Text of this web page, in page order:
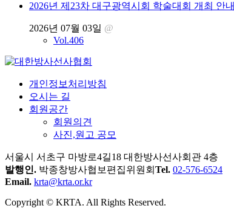
2026년 제23차 대구광역시회 학술대회 개최 안내
2026년 07월 03일 @
Vol.406
개인정보처리방침
오시는 길
회원공간
회원의견
사진,원고 공모
서울시 서초구 마방로4길18 대한방사선사회관 4층
발행인. 박종창방사협보편집위원회 Tel. 02-576-6524
Email. krta@krta.or.kr
Copyright © KRTA. All Rights Reserved.